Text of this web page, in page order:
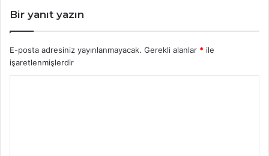
Bir yanıt yazın
E-posta adresiniz yayınlanmayacak. Gerekli alanlar * ile
işaretlenmişlerdir